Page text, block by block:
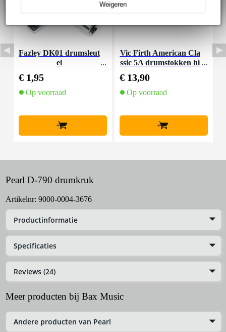
Weigeren
Fazley DK01 drumsleut
el
€ 1,95
Op voorraad
+
Vic Firth American Cla
ssic 5A drumstokken hi
€ 13,90
Op voorraad
+
Pearl D-790 drumkruk
Artikelnr: 9000-0004-3676
Productinformatie
Specificaties
Reviews (24)
Meer producten bij Bax Music
Andere producten van Pearl